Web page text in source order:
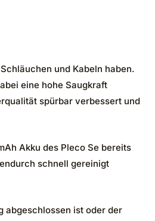
und Kabeln haben.
eine hohe Saugkraft
spürbar verbessert und
Akku des Pleco Se bereits
schnell gereinigt
abgeschlossen ist oder der